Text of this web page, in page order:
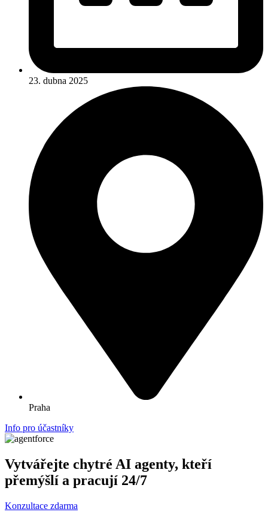
23. dubna 2025
Praha
Info pro účastníky
Vytvářejte chytré AI agenty, kteří
přemýšlí a pracují 24/7
Konzultace zdarma